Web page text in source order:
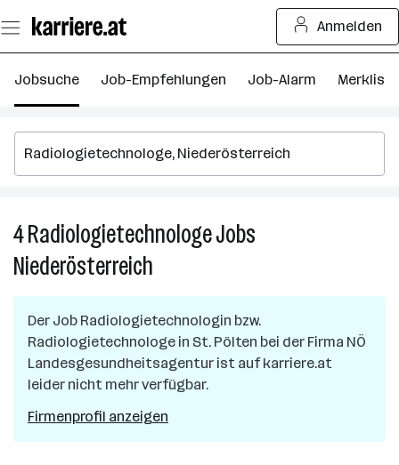
Seiteninhalt
springen
Anmelden
Jobsuche Job-Empfehlungen Job-Alarm Merkliste
4RadiologietechnologeJobs
Niederösterreich
Der Job Radiologietechnologin bzw.
Radiologietechnologe in St. Pölten bei der Firma NÖ
Landesgesundheitsagentur ist auf karriere.at
leider nicht mehr verfügbar.
Firmenprofil anzeigen